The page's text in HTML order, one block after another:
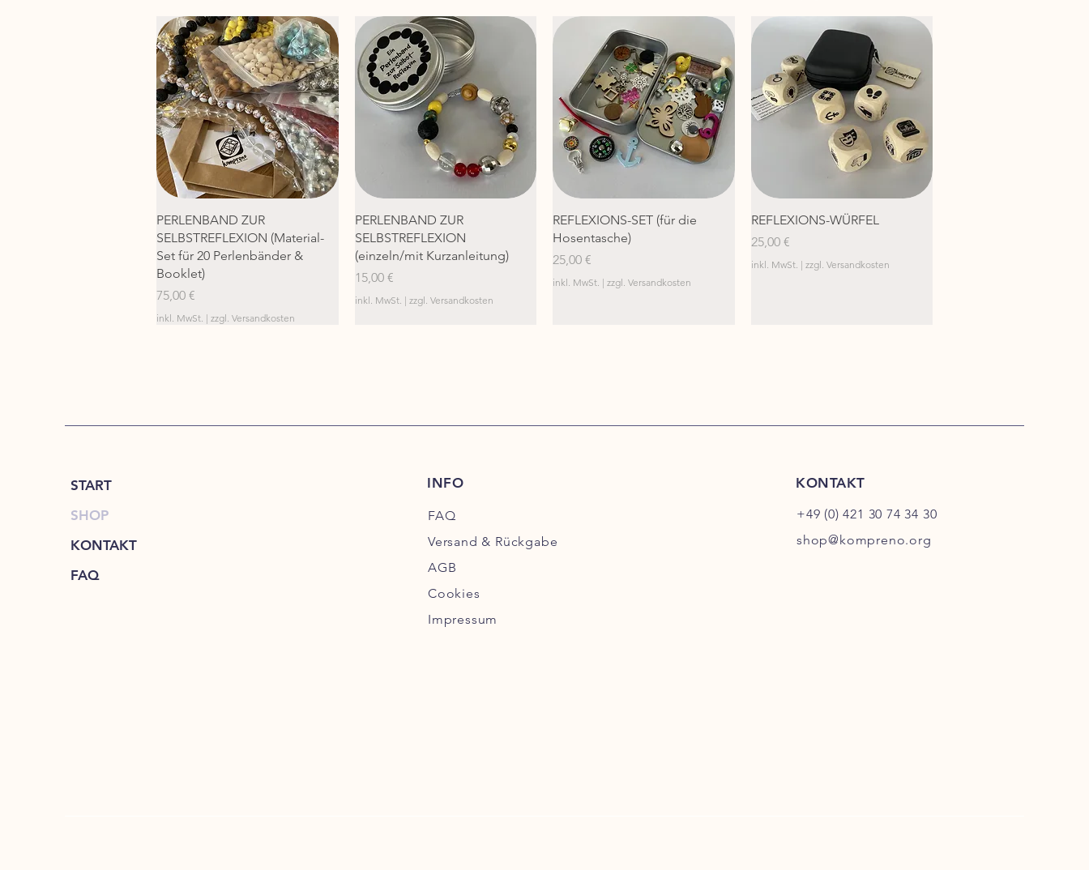
Schnellansicht
PERLENBAND ZUR
SELBSTREFLEXION (Material-
Set für 20 Perlenbänder &
Booklet)
Preis
75,00 €
inkl. MwSt. | zzgl. Versandkosten
Schnellansicht
PERLENBAND ZUR
SELBSTREFLEXION
(einzeln/mit Kurzanleitung)
Preis
15,00 €
inkl. MwSt. | zzgl. Versandkosten
Schnellansicht
REFLEXIONS-SET (für die
Hosentasche)
Preis
25,00 €
inkl. MwSt. | zzgl. Versandkosten
Schnellansicht
REFLEXIONS-WÜRFEL
Preis
25,00 €
inkl. MwSt. | zzgl. Versandkosten
START
SHOP
KONTAKT
FAQ
INFO
FAQ
Versand & Rückgabe
AGB
Cookies
Impressum
KONTAKT
+49 (0) 421 30 74 34 30
shop@kompreno.org